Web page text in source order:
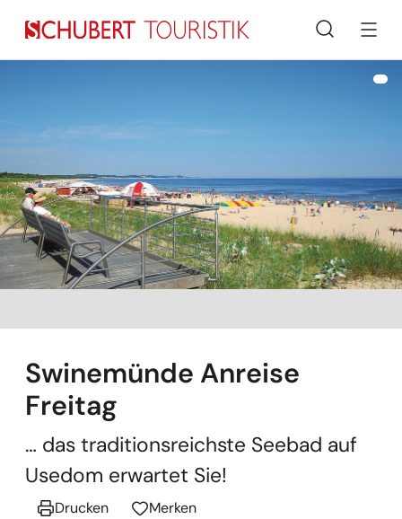
Suche
Swinemünde Anreise
Freitag
… das traditionsreichste Seebad auf
Usedom erwartet Sie!
Drucken Merken